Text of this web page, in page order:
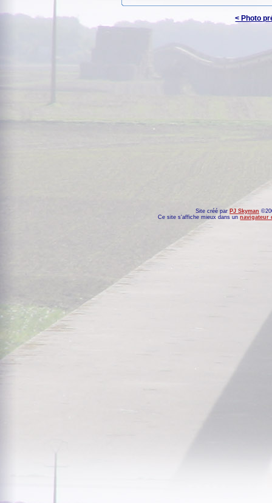
< Photo
Site créé par PJ Skyman
Ce site s'affiche mieux dans unnavigateur